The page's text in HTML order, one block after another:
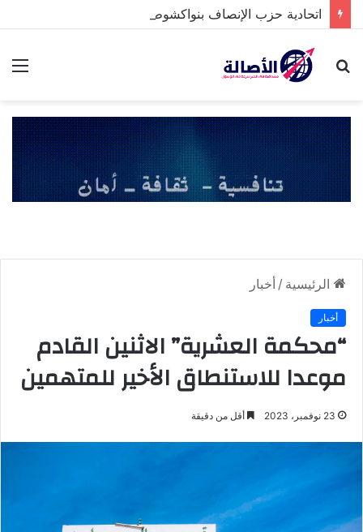
بحث
الرئيسية / أخبار
أخبار
“محكمة العشرية” الاثنين القادم
موعدا للاستنطاق الأخير للمتهمين
23 نوفمبر، 2023 أقل من دقيقة